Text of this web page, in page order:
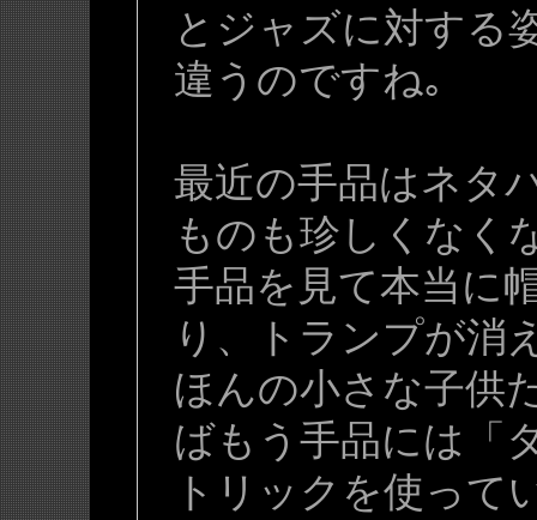
とジャズに対する
違うのですね｡
最近の手品はネタ
ものも珍しくなく
手品を見て本当に
り、トランプが消
ほんの小さな子供
ばもう手品には「
トリックを使って